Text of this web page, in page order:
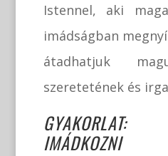
Istennel, aki
imádságban
átadhatjuk
szeretetének és
GYAKORLAT:
IMÁDKOZNI